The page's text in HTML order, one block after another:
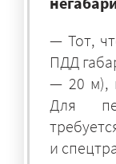
— Тот,
ПДД
— 20 м),
Для
и